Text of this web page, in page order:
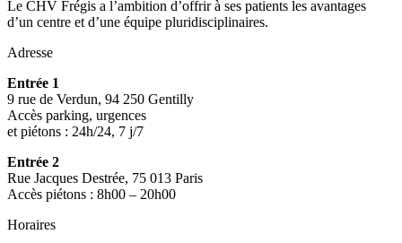
Le CHV Frégis a l’ambition d’offrir à ses patients les avantages
d’un centre et d’une équipe pluridisciplinaires.
Adresse
Entrée 1
9 rue de Verdun, 94 250 Gentilly
Accès parking, urgences
et piétons : 24h/24, 7 j/7
Entrée 2
Rue Jacques Destrée, 75 013 Paris
Accès piétons : 8h00 – 20h00
Horaires